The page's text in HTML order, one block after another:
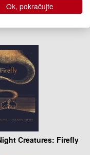
Creatures: Firefly
Ok, pokračujte